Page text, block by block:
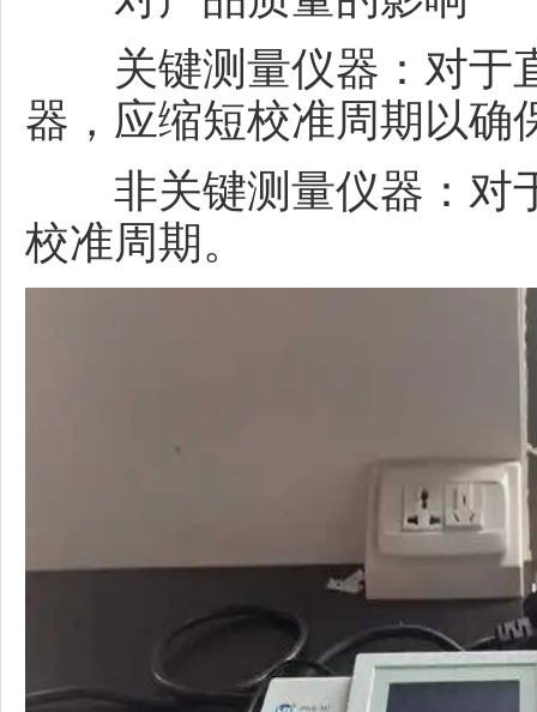
关键测量仪器：对于
器，应缩短校准周期以确
非关键测量仪器：对
校准周期。